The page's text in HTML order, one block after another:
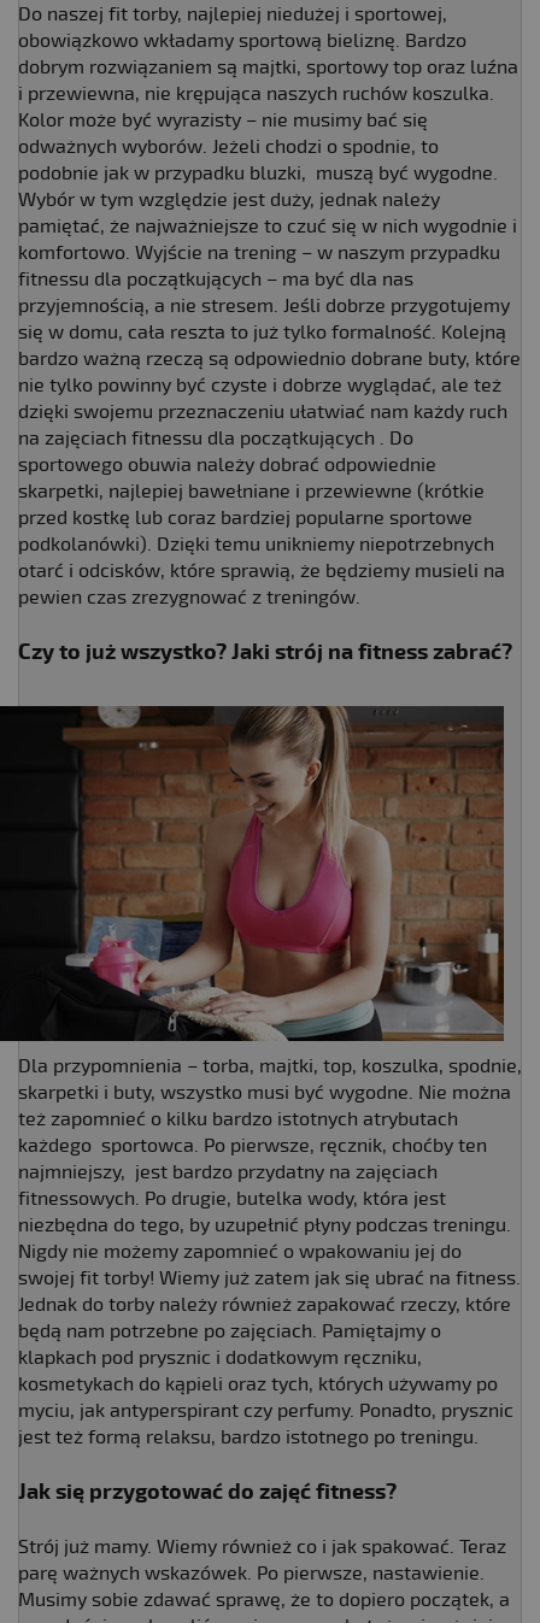
Do naszej fit torby, najlepiej niedużej i sportowej,
obowiązkowo wkładamy sportową bieliznę. Bardzo
dobrym rozwiązaniem są majtki, sportowy top oraz luźna
i przewiewna, nie krępująca naszych ruchów koszulka.
Kolor może być wyrazisty – nie musimy bać się
odważnych wyborów. Jeżeli chodzi o spodnie, to
podobnie jak w przypadku bluzki, muszą być wygodne.
Wybór w tym względzie jest duży, jednak należy
pamiętać, że najważniejsze to czuć się w nich wygodnie i
komfortowo. Wyjście na trening – w naszym przypadku
fitnessu dla początkujących – ma być dla nas
przyjemnością, a nie stresem. Jeśli dobrze przygotujemy
się w domu, cała reszta to już tylko formalność. Kolejną
bardzo ważną rzeczą są odpowiednio dobrane buty, które
nie tylko powinny być czyste i dobrze wyglądać, ale też
dzięki swojemu przeznaczeniu ułatwiać nam każdy ruch
na zajęciach fitnessu dla początkujących . Do
sportowego obuwia należy dobrać odpowiednie
skarpetki, najlepiej bawełniane i przewiewne (krótkie
przed kostkę lub coraz bardziej popularne sportowe
podkolanówki). Dzięki temu unikniemy niepotrzebnych
otarć i odcisków, które sprawią, że będziemy musieli na
pewien czas zrezygnować z treningów.
Czy to już wszystko?Jaki strój na fitnesszabrać?
Dla przypomnienia – torba, majtki, top, koszulka, spodnie,
skarpetki i buty, wszystko musi być wygodne. Nie można
też zapomnieć o kilku bardzo istotnych atrybutach
każdego sportowca. Po pierwsze, ręcznik, choćby ten
najmniejszy, jest bardzo przydatny na zajęciach
fitnessowych. Po drugie, butelka wody, która jest
niezbędna do tego, by uzupełnić płyny podczas treningu.
Nigdy nie możemy zapomnieć o wpakowaniu jej do
swojej fit torby! Wiemy już zatem jak się ubrać na fitness.
Jednak do torby należy również zapakować rzeczy, które
będą nam potrzebne po zajęciach. Pamiętajmy o
klapkach pod prysznic i dodatkowym ręczniku,
kosmetykach do kąpieli oraz tych, których używamy po
myciu, jak antyperspirant czy perfumy. Ponadto, prysznic
jest też formą relaksu, bardzo istotnego po treningu.
Jak się przygotować do zajęć fitness?
Strój już mamy. Wiemy również co i jak spakować. Teraz
parę ważnych wskazówek. Po pierwsze, nastawienie.
Musimy sobie zdawać sprawę, że to dopiero początek, a